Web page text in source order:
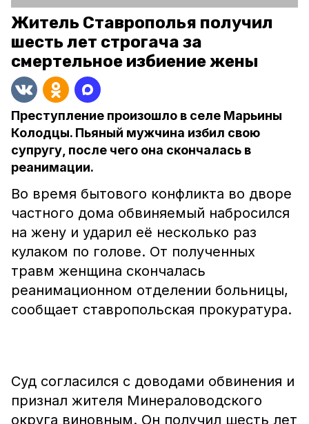
Житель Ставрополья получил
шесть лет строгача за
смертельное избиение жены
Преступление произошло в селе Марьины
Колодцы. Пьяный мужчина избил свою
супругу, после чего она скончалась в
реанимации.
Во время бытового конфликта во дворе
частного дома обвиняемый набросился
на жену и ударил её несколько раз
кулаком по голове. От полученных
травм женщина скончалась
реанимационном отделении больницы,
сообщает ставропольская прокуратура.
Суд согласился с доводами обвинения и
признал жителя Минераловодского
округа виновным. Он получил шесть лет